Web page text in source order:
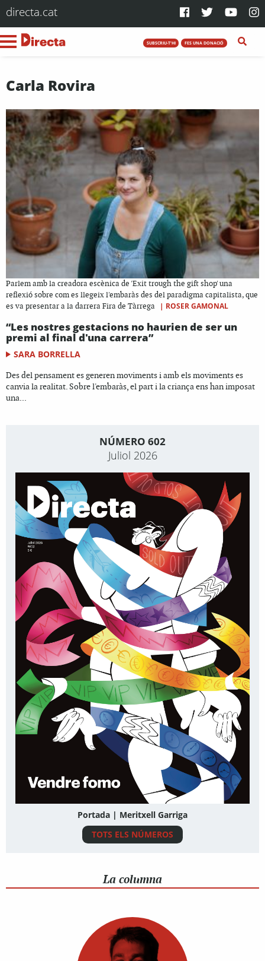
directa.cat
SUBSCRIU-T'HI FES UNA DONACIÓ
Carla Rovira
Parlem amb la creadora escènica de 'Exit trough the gift shop' una
reflexió sobre com es llegeix l'embaràs des del paradigma capitalista, que
es va presentar a la darrera Fira de Tàrrega
| ROSER GAMONAL
“Les nostres gestacions no haurien de ser un
premi al final d'una carrera”
SARA BORRELLA
Des del pensament es generen moviments i amb els moviments es
canvia la realitat. Sobre l'embaràs, el part i la criança ens han imposat
una...
NÚMERO 602
Juliol 2026
Portada | Meritxell Garriga
TOTS ELS NÚMEROS
La columna